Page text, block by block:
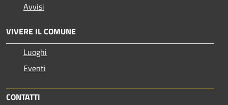
Avvisi
VIVERE IL COMUNE
Luoghi
Eventi
CONTATTI